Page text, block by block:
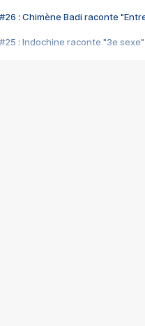
#26 : Chimène Badi raconte
#25 : Indochine raconte "3e sexe"